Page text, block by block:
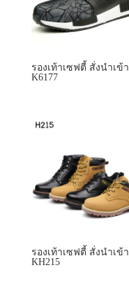
รองเท้าเซฟตี้ สั่งนำเข้า
K6177
รองเท้าเซฟตี้ สั่งนำเข้า
KH215